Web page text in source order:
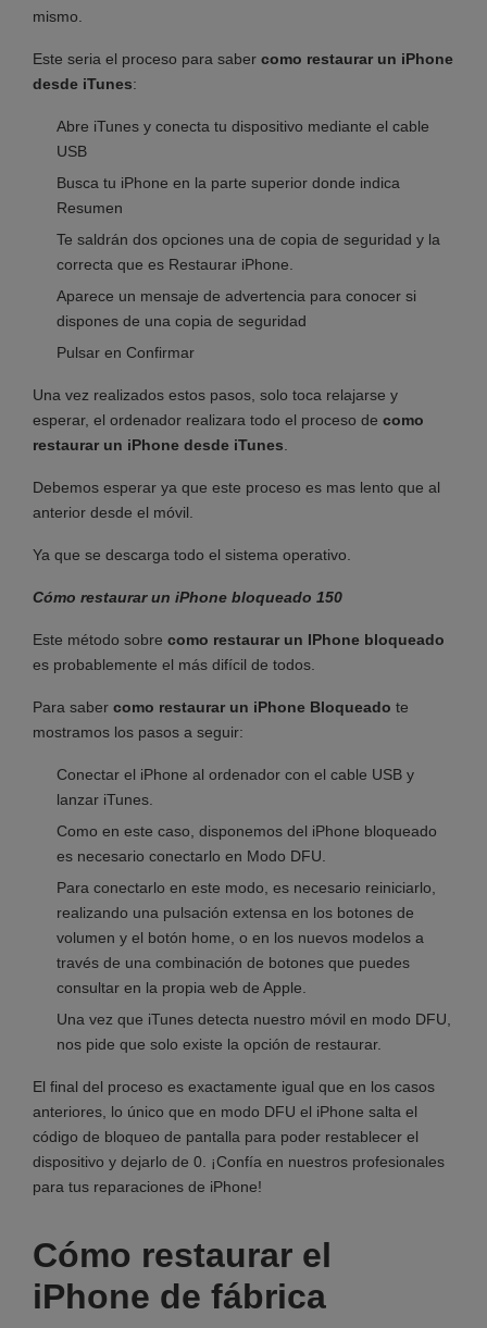
mismo.
Este seria el proceso para saber como restaurar un iPhone
desde iTunes:
Abre iTunes y conecta tu dispositivo mediante el cable
USB
Busca tu iPhone en la parte superior donde indica
Resumen
Te saldrán dos opciones una de copia de seguridad y la
correcta que es Restaurar iPhone.
Aparece un mensaje de advertencia para conocer si
dispones de una copia de seguridad
Pulsar en Confirmar
Una vez realizados estos pasos, solo toca relajarse y
esperar, el ordenador realizara todo el proceso de como
restaurar un iPhone desde iTunes
Debemos esperar ya que este proceso es mas lento que al
anterior desde el móvil.
Ya que se descarga todo el sistema operativo.
Cómo restaurar un iPhone bloqueado 150
Este método sobre como restaurar un IPhone bloqueado
es probablemente el más difícil de todos.
Para saber como restaurar un iPhone Bloqueado te
mostramos los pasos a seguir:
Conectar el iPhone al ordenador con el cable USB y
lanzar iTunes.
Como en este caso, disponemos del iPhone bloqueado
es necesario conectarlo en Modo DFU.
Para conectarlo en este modo, es necesario reiniciarlo,
realizando una pulsación extensa en los botones de
volumen y el botón home, o en los nuevos modelos a
través de una combinación de botones que puedes
consultar en la propia web de Apple.
Una vez que iTunes detecta nuestro móvil en modo DFU,
nos pide que solo existe la opción de restaurar.
El final del proceso es exactamente igual que en los casos
anteriores, lo único que en modo DFU el iPhone salta el
código de bloqueo de pantalla para poder restablecer el
dispositivo y dejarlo de 0. ¡Confía en nuestros profesionales
para tus reparaciones de iPhone!
Cómo restaurar el
iPhone de fábrica